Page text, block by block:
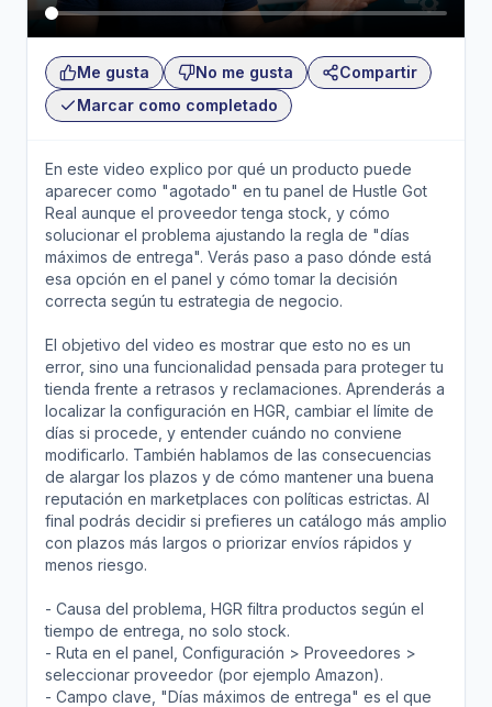
Me gusta No me gusta
Compartir
Marcar como completado
En este video explico por qué un producto puede
aparecer como "agotado" en tu panel de Hustle Got
Real aunque el proveedor tenga stock, y cómo
solucionar el problema ajustando la regla de "días
máximos de entrega". Verás paso a paso dónde está
esa opción en el panel y cómo tomar la decisión
correcta según tu estrategia de negocio.
El objetivo del video es mostrar que esto no es un
error, sino una funcionalidad pensada para proteger tu
tienda frente a retrasos y reclamaciones. Aprenderás a
localizar la configuración en HGR, cambiar el límite de
días si procede, y entender cuándo no conviene
modificarlo. También hablamos de las consecuencias
de alargar los plazos y de cómo mantener una buena
reputación en marketplaces con políticas estrictas. Al
final podrás decidir si prefieres un catálogo más amplio
con plazos más largos o priorizar envíos rápidos y
menos riesgo.
- Causa del problema, HGR filtra productos según el
tiempo de entrega, no solo stock.
- Ruta en el panel, Configuración > Proveedores >
seleccionar proveedor (por ejemplo Amazon).
- Campo clave, "Días máximos de entrega" es el que